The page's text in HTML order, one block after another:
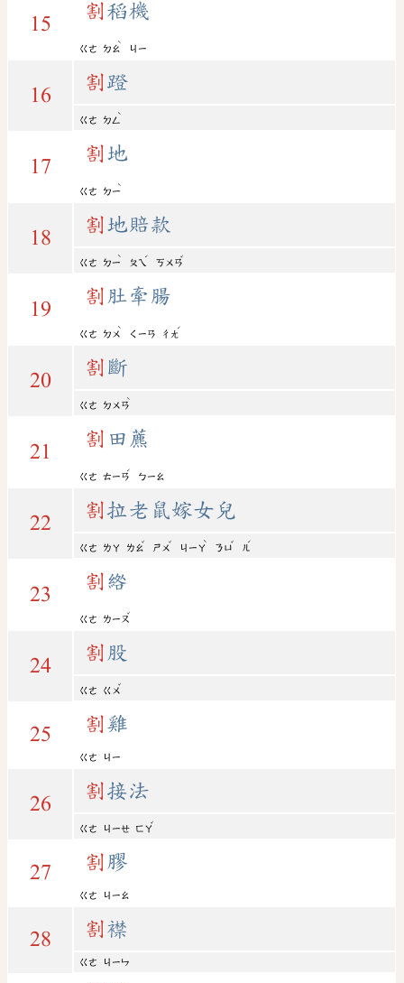
15
割稻機
ㄍㄜ ㄉㄠ
ˋ
ㄐㄧ
16
割蹬
ㄍㄜ ㄉㄥ
ˋ
17
割地
ㄍㄜ ㄉㄧ
ˋ
18
割地賠款
ㄍㄜ ㄉㄧ
ˋ
ㄆㄟ
ˊ
ㄎㄨㄢ
ˇ
19
割 肚牽腸
ㄍㄜ ㄉㄨ
ˋ
ㄑㄧㄢ ㄔㄤ
ˊ
20
割 斷
ㄍㄜ ㄉㄨㄢ
ˋ
21
割 田藨
ㄍㄜ ㄊㄧㄢ
ˊ
ㄅㄧㄠ
22
割拉老鼠嫁女兒
ㄍㄜ ㄌㄚ ㄌㄠ
ˇ
ㄕㄨ
ˇ
ㄐㄧㄚ
ˋ
ㄋㄩ
ˇ
ㄦ
ˊ
23
割 綹
ㄍㄜ ㄌㄧㄡ
ˇ
24
割 股
ㄍㄜ ㄍㄨ
ˇ
25 割雞
ㄍㄜ ㄐㄧ
26
割接法
ㄍㄜ ㄐㄧㄝ ㄈㄚ
ˇ
27 割膠
ㄍㄜ ㄐㄧㄠ
28 割襟
ㄍㄜ ㄐㄧㄣ